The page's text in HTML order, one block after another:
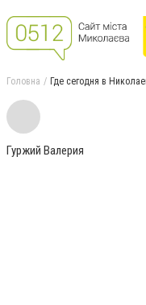
Головна Где сегодня в
Гуржий Валерия